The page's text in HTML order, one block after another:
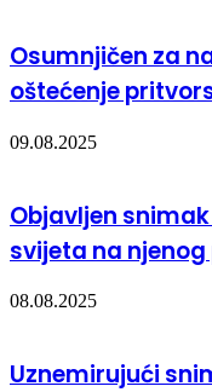
Osumnjičen za
oštećenje
09.08.2025
Objavljen
svijeta na
08.08.2025
Uznemirujući